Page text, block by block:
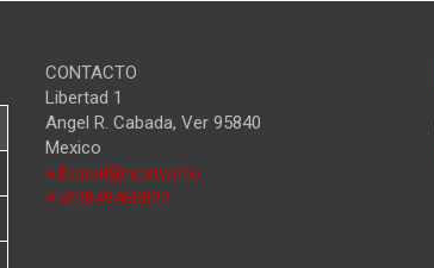
CONTACTO
Libertad 1
Angel R. Cabada, Ver 95840
Mexico
editorial@ncstv.info
+522849460822